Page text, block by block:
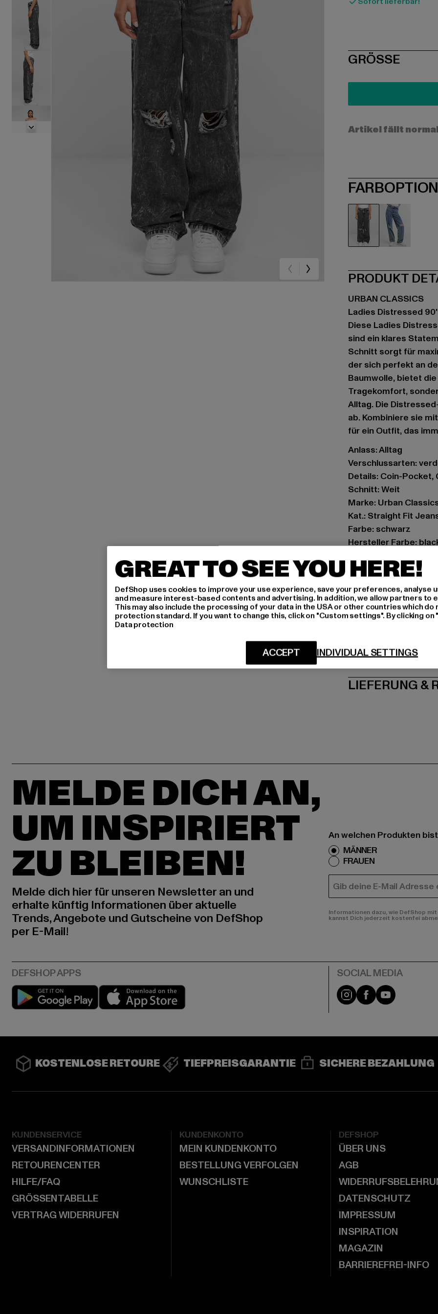
SIZE
GRÖSSE
Artikel fällt
PRODUKT
URBAN CLASSICS
Ladies Distressed
Diese Ladies
sind ein klares
Schnitt sorgt für
der sich perfekt an
Baumwolle, bietet
Tragekomfort,
Alltag. Die
ab. Kombiniere sie
für ein Outfit, das
Anlass: Alltag
Verschlussarten:
Details: Coin-Pocket,
Schnitt: Weit
Marke: Urban
Kat.: Straight Fit
Farbe: schwarz
Hersteller Farbe:
Art.Nr: TB6155-10600
Hersteller: TB
Dr.-Robert-Murjahn-
LIEFERUNG &
MELDE DICH AN,
UM INSPIRIERT
ZU BLEIBEN!
Melde dich hier für unseren Newsletter an und
erhalte künftig Informationen über aktuelle
Trends, Angebote und Gutscheine von DefShop
per E-Mail!
An welchen Produkten
MÄNNER
FRAUEN
E-MAIL
Informationen dazu, wie DefShop
kannst Dich jederzeit kostenfei
Play market Instagram
FacebookYouTube
KOSTENLOSE RETOURE TIEFPREISGARANTIE SICHERE BEZAHLUNG
KUNDENSERVICE
VERSANDINFORMATIONEN
RETOURENCENTER
HILFE/FAQ
GRÖSSENTABELLE
VERTRAG WIDERRUFEN
KUNDENKONTO
MEIN KUNDENKONTO
BESTELLUNG VERFOLGEN
WUNSCHLISTE
DEFSHOP
ÜBER UNS
AGB
DATENSCHUTZ
IMPRESSUM
INSPIRATION
MAGAZIN
BARRIEREFREI-INFO
GREAT TO SEE YOU HERE!
DefShop uses cookies to improve your use experience, save your preferences, analyse
and measure interest-based contents and advertising. In addition, we allow partners to
This may also include the processing of your data in the USA or other countries which do
protection standard. If you want to change this, click on "Custom settings". By clicking
Data protection
INDIVIDUAL SETTINGS
ACCEPT